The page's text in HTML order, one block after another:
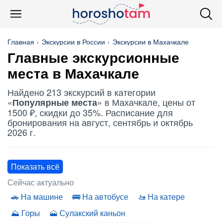
Главная Экскурсии в России Экскурсии в Махачкале
Главные экскурсионные
места в Махачкале
Найдено 213 экскурсий в категории
«Популярные места» в Махачкале, цены от
1500 ₽, скидки до 35%. Расписание для
бронирования на август, сентябрь и октябрь
2026 г.
Показать всё
Сейчас актуально
На машине
На автобусе
На катере
Горы
Сулакский каньон